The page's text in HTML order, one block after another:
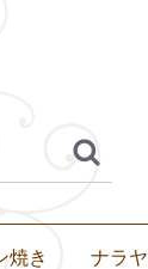
焼き ナラヤ